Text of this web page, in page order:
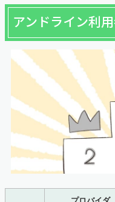
アンドライン利